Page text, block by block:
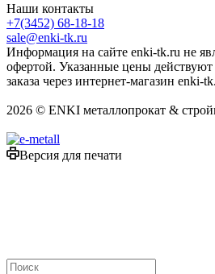
Наши контакты
+7(3452) 68-18-18
sale@enki-tk.ru
Информация на сайте enki-tk.ru не
офертой. Указанные цены
заказа через интернет-магазин enki-
2026 © ENKI металлопрокат &
Версия для печати